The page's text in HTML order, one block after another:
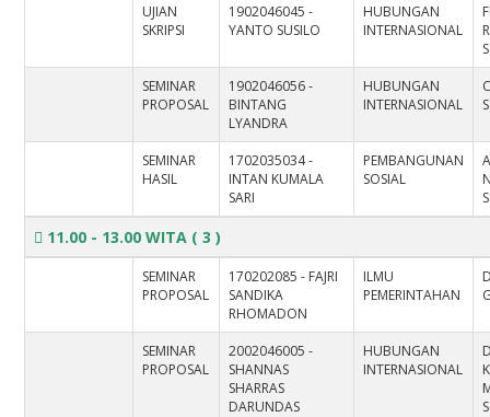
UJIAN
SKRIPSI
1902046045 -
YANTO SUSILO
HUBUNGAN
INTERNASIONAL
SEMINAR
PROPOSAL
1902046056 -
BINTANG
LYANDRA
HUBUNGAN
INTERNASIONAL
SEMINAR
HASIL
1702035034 -
INTAN KUMALA
SARI
PEMBANGUNAN
SOSIAL
11.00 - 13.00 WITA ( 3 )
SEMINAR
PROPOSAL
170202085 - FAJRI
SANDIKA
RHOMADON
ILMU
PEMERINTAHAN
SEMINAR
PROPOSAL
2002046005 -
SHANNAS
SHARRAS
DARUNDAS
HUBUNGAN
INTERNASIONAL